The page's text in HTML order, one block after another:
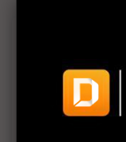
手機市況變數
中國手機需求